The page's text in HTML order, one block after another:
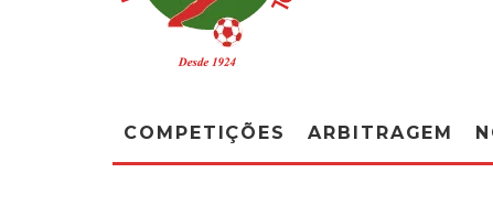
COMPETIÇÕES ARBITRAGEM